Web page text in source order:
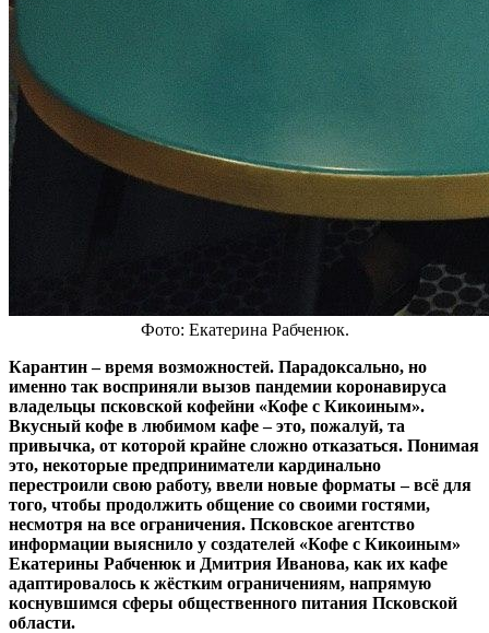
Фото: Екатерина Рабченюк.
Карантин – время возможностей. Парадоксально, но
именно так восприняли вызов пандемии коронавируса
владельцы псковской кофейни «Кофе с Кикоиным».
Вкусный кофе в любимом кафе – это, пожалуй, та
привычка, от которой крайне сложно отказаться. Понимая
это, некоторые предприниматели кардинально
перестроили свою работу, ввели новые форматы – всё для
того, чтобы продолжить общение со своими гостями,
несмотря на все ограничения. Псковское агентство
информации выяснило у создателей «Кофе с Кикоиным»
Екатерины Рабченюк и Дмитрия Иванова, как их кафе
адаптировалось к жёстким ограничениям, напрямую
коснувшимся сферы общественного питания Псковской
области.